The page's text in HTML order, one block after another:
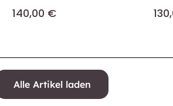
140,00 €
Alle Artikel laden